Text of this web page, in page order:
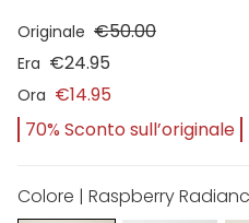
Originale €50.00
Era €24.95
Ora €14.95
70% Sconto sull’originale
Colore | Raspberry